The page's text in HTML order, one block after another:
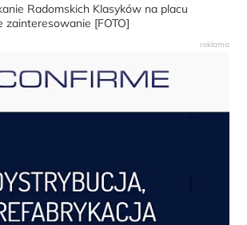
Radomskich Klasyków na placu
zainteresowanie [FOTO]